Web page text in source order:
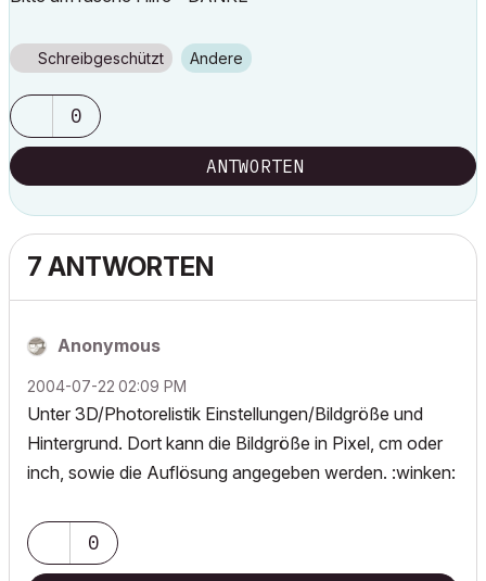
Schreibgeschützt Andere
0
ANTWORTEN
7 ANTWORTEN
Anonymous
‎2004-07-22 02:09 PM
Unter 3D/Photorelistik Einstellungen/Bildgröße und
Hintergrund. Dort kann die Bildgröße in Pixel, cm oder
inch, sowie die Auflösung angegeben werden. :winken:
0